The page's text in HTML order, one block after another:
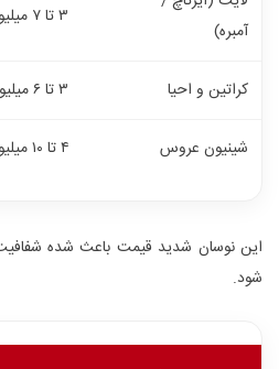
آمبره)
۳ تا ۷ میلیون
کراتین و احیا ۳ تا ۶ میلیون
شینیون عروس ۴ تا ۱۰ میلیون
این نوسان شدید قیمت باعث شده
شود.